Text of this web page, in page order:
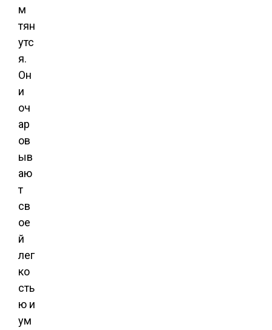
м
тян
утс
я.
Он
и
оч
ар
ов
ыв
аю
т
св
ое
й
лег
ко
сть
ю и
ум